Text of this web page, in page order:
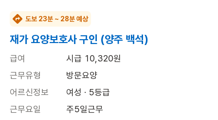
도보 23분 ~ 28분 예상
재가 요양보호사 구인 (양주 백석)
급여
시급 10,320원
근무유형
방문요양
어르신정보
여성 · 5등급
근무요일
주5일근무